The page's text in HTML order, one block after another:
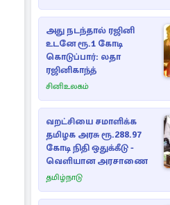
அது நடந்தால் ரஜினி
உடனே ரூ.1 கோடி
கொடுப்பார்: லதா
ரஜினிகாந்த்
சினிஉலகம்
வறட்சியை சமாளிக்க
தமிழக அரசு ரூ.288.97
கோடி நிதி ஒதுக்கீடு -
வெளியான அரசாணை
தமிழ்நாடு